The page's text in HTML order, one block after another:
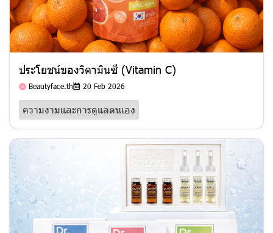
ประโยชน์ของวิตามินซี (Vitamin C)
Beautyface.th 20 Feb 2026
ความงามและการดูแลตนเอง